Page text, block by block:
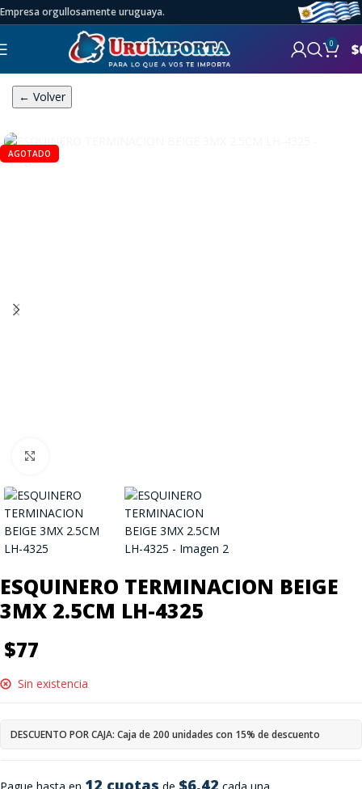
Empresa orgullosamente uruguaya.
0 $
← Volver
AGOTADO
ESQUINERO TERMINACION BEIGE
3MX 2.5CM LH-4325
$77
12 cuotas $6,42
Sin existencia
DESCUENTO POR CAJA: Caja de 200 unidades con 15% de descuento